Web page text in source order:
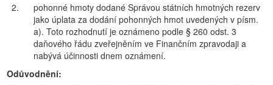
2.
pohonné hmoty dodané Správou státních hmotných rezerv
jako úplata za dodání pohonných hmot uvedených v písm.
a). Toto rozhodnutí je oznámeno podle § 260 odst. 3
daňového řádu zveřejněním ve Finančním zpravodaji a
nabývá účinnosti dnem oznámení.
Odůvodnění: